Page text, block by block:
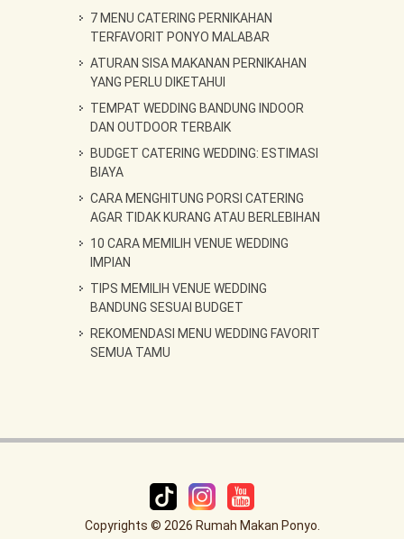
7 MENU CATERING PERNIKAHAN
TERFAVORIT PONYO MALABAR
ATURAN SISA MAKANAN PERNIKAHAN
YANG PERLU DIKETAHUI
TEMPAT WEDDING BANDUNG INDOOR
DAN OUTDOOR TERBAIK
BUDGET CATERING WEDDING: ESTIMASI
BIAYA
CARA MENGHITUNG PORSI CATERING
AGAR TIDAK KURANG ATAU BERLEBIHAN
10 CARA MEMILIH VENUE WEDDING
IMPIAN
TIPS MEMILIH VENUE WEDDING
BANDUNG SESUAI BUDGET
REKOMENDASI MENU WEDDING FAVORIT
SEMUA TAMU
Copyrights © 2026 Rumah Makan Ponyo.